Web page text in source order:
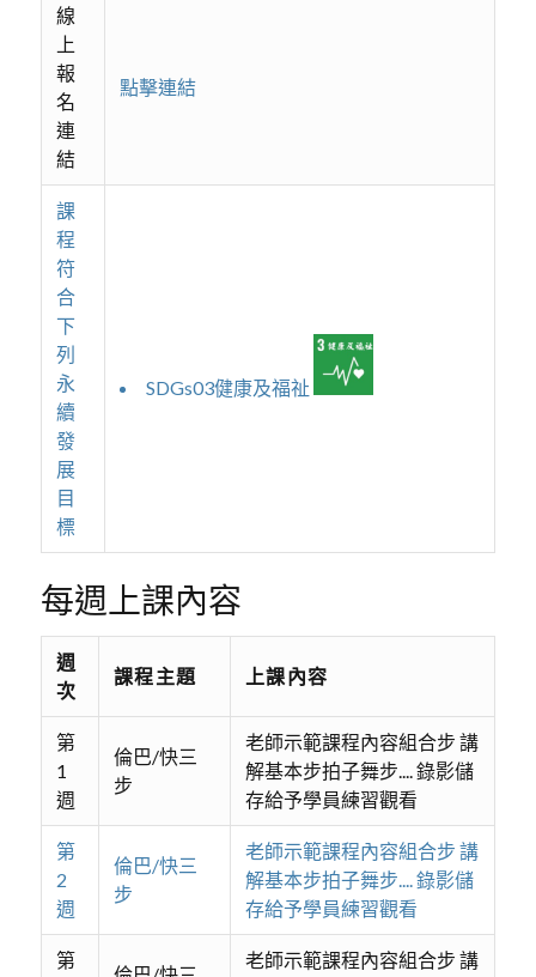
線
上
報
名
連
結
點擊連結
課
程
符
合
下
列
永
續
發
展
目
標
SDGs03健康及福祉
每週上課內容
週
次
課程主題 上課內容
第
1
週
倫巴/快三
步
老師示範課程內容組合步 講
解基本步拍子舞步.... 錄影儲
存給予學員練習觀看
第
2
週
倫巴/快三
步
老師示範課程內容組合步 講
解基本步拍子舞步.... 錄影儲
存給予學員練習觀看
第
老師示範課程內容組合步 講